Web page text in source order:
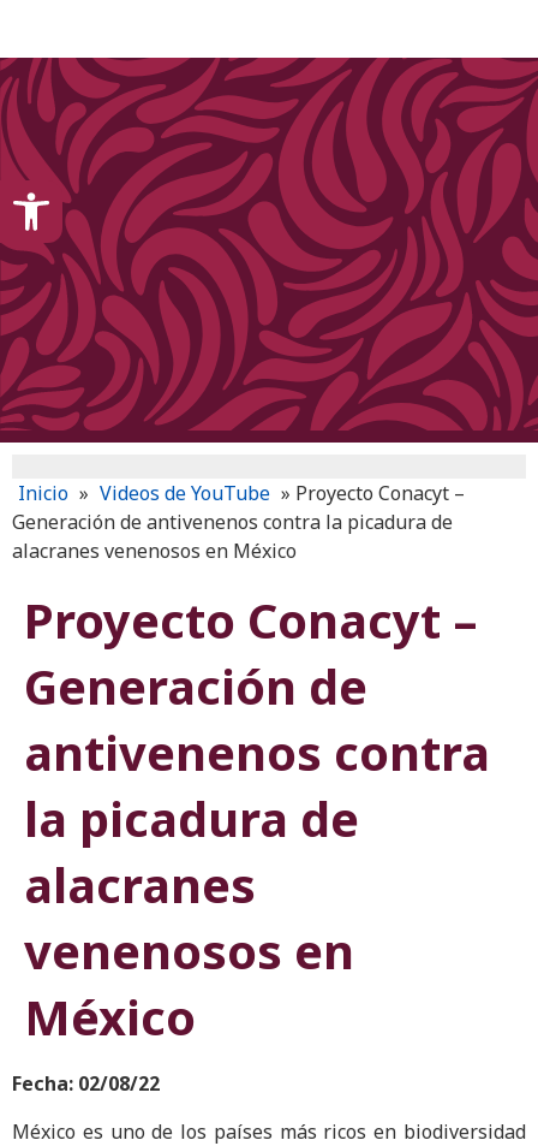
Inicio » Videos de YouTube » Proyecto Conacyt –
Generación de antivenenos contra la picadura de
alacranes venenosos en México
Proyecto Conacyt –
Generación de
antivenenos contra
la picadura de
alacranes
venenosos en
México
Fecha: 02/08/22
México es uno de los países más ricos en biodiversidad
Open toolbar